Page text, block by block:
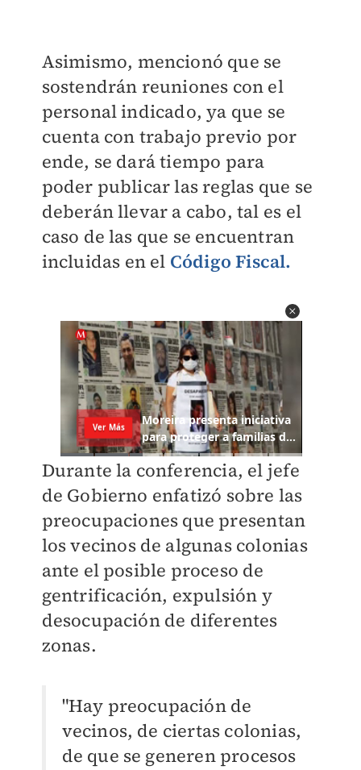
Asimismo, mencionó que se
sostendrán reuniones con el
personal indicado, ya que se
cuenta con trabajo previo por
ende, se dará tiempo para
poder publicar las reglas que se
deberán llevar a cabo, tal es el
caso de las que se encuentran
incluidas en el Código Fiscal.
Durante la conferencia, el jefe
de Gobierno enfatizó sobre las
preocupaciones que presentan
los vecinos de algunas colonias
ante el posible proceso de
gentrificación, expulsión y
desocupación de diferentes
zonas.
"Hay preocupación de
vecinos, de ciertas colonias,
de que se generen procesos